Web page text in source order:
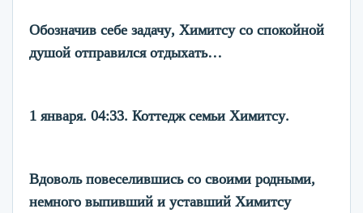
Обозначив себе задачу, Химитсу со спокойной
душой отправился отдыхать…
1 января. 04:33. Коттедж семьи Химитсу.
Вдоволь повеселившись со своими родными,
немного выпивший и уставший Химитсу